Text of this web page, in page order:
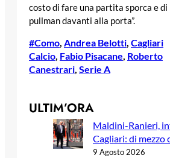
costo di fare una partita sporca e
pullman davanti alla porta”.
#Como, Andrea Belotti, Cagliari
Calcio, Fabio Pisacane, Roberto
Canestrari, Serie A
ULTIM’ORA
Maldini-Ranieri,
Cagliari: di mezzo
9 Agosto 2026